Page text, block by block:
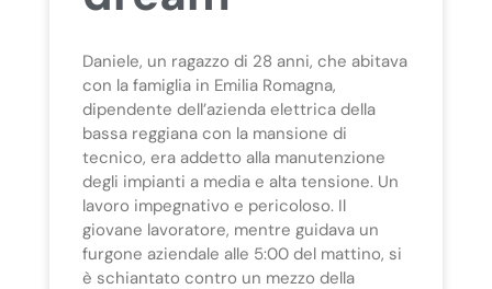
Daniele, un ragazzo di 28 anni, che abitava
con la famiglia in Emilia Romagna,
dipendente dell’azienda elettrica della
bassa reggiana con la mansione di
tecnico, era addetto alla manutenzione
degli impianti a media e alta tensione. Un
lavoro impegnativo e pericoloso. Il
giovane lavoratore, mentre guidava un
furgone aziendale alle 5:00 del mattino, si
è schiantato contro un mezzo della